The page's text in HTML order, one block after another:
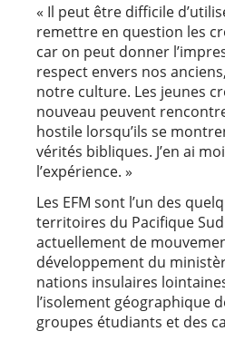
« Il peut être difficile
remettre en question les
car on peut donner
respect envers nos
notre culture. Les jeunes
nouveau peuvent
hostile lorsqu’ils se
vérités bibliques. J’en ai
l’expérience. »
Les EFM sont l’un des
territoires du Pacifique
actuellement de
développement du
nations insulaires
l’isolement géographique
groupes étudiants et des